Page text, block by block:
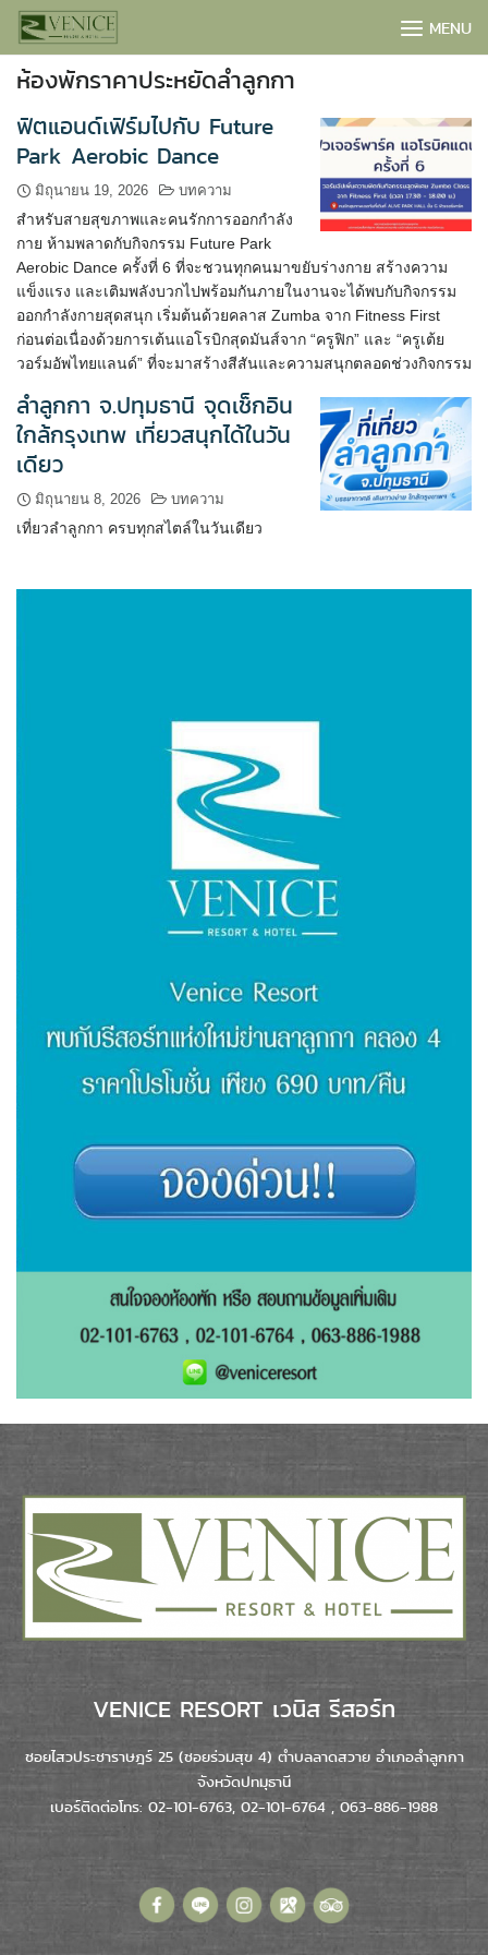
Skip
content
MENU
ห้องพักราคาประหยัดลำลูกกา
ฟิตแอนด์เฟิร์มไปกับ Future
Park Aerobic Dance
มิถุนายน 19, 2026 บทความ
สำหรับสายสุขภาพและคนรักการออกกำลัง
กาย ห้ามพลาดกับกิจกรรม Future Park
Aerobic Dance ครั้งที่ 6 ที่จะชวนทุกคนมาขยับร่างกาย สร้างความ
แข็งแรง และเติมพลังบวกไปพร้อมกันภายในงานจะได้พบกับกิจกรรม
ออกกำลังกายสุดสนุก เริ่มต้นด้วยคลาส Zumba จาก Fitness First
ก่อนต่อเนื่องด้วยการเต้นแอโรบิกสุดมันส์จาก “ครูฟิก” และ “ครูเต้ย
วอร์มอัพไทยแลนด์” ที่จะมาสร้างสีสันและความสนุกตลอดช่วงกิจกรรม
ลำลูกกา จ.ปทุมธานี จุดเช็กอิน
ใกล้กรุงเทพ เที่ยวสนุกได้ในวัน
เดียว
มิถุนายน 8, 2026 บทความ
เที่ยวลำลูกกา ครบทุกสไตล์ในวันเดียว
VENICE RESORT เวนิส รีสอร์ท
ซอยไสวประชาราษฎร์ 25 (ซอยร่วมสุข 4) ตำบลลาดสวาย อำเภอลำลูกกา
จังหวัดปทมุธานี
เบอร์ติดต่อโทร: 02-101-6763, 02-101-6764 , 063-886-1988